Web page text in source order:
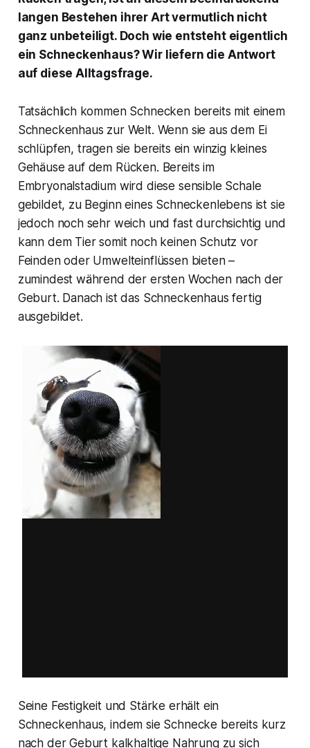
langen Bestehen ihrer Art vermutlich nicht
ganz unbeteiligt. Doch wie entsteht eigentlich
ein Schneckenhaus? Wir liefern die Antwort
auf diese Alltagsfrage.
Tatsächlich kommen Schnecken bereits mit einem
Schneckenhaus zur Welt. Wenn sie aus dem Ei
schlüpfen, tragen sie bereits ein winzig kleines
Gehäuse auf dem Rücken. Bereits im
Embryonalstadium wird diese sensible Schale
gebildet, zu Beginn eines Schneckenlebens ist sie
jedoch noch sehr weich und fast durchsichtig und
kann dem Tier somit noch keinen Schutz vor
Feinden oder Umwelteinflüssen bieten –
zumindest während der ersten Wochen nach der
Geburt. Danach ist das Schneckenhaus fertig
ausgebildet.
Seine Festigkeit und Stärke erhält ein
Schneckenhaus, indem sie Schnecke bereits kurz
nach der Geburt kalkhaltige Nahrung zu sich